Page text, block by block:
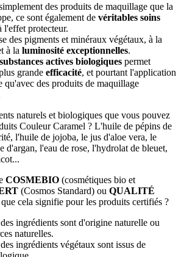
des produits de maquillage que la
ce sont également de véritables soins
l'effet protecteur.
des pigments et minéraux végétaux, à la
à la luminosité exceptionnelles.
substances actives biologiques permet
grande efficacité, et pourtant l'application
qu'avec des produits de maquillage
naturels et biologiques que vous pouvez
Couleur Caramel ? L'huile de pépins de
l'huile de jojoba, le jus d'aloe vera, le
d'argan, l'eau de rose, l'hydrolat de bleuet,
COSMEBIO (cosmétiques bio et
(Cosmos Standard) ou QUALITÉ
cela signifie pour les produits certifiés ?
ingrédients sont d'origine naturelle ou
naturelles.
ingrédients végétaux sont issus de